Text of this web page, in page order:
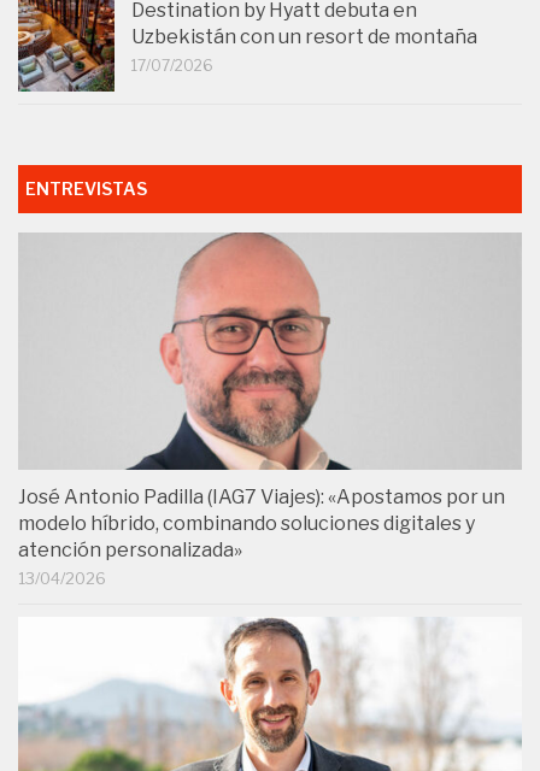
Destination by Hyatt debuta en
Uzbekistán con un resort de montaña
17/07/2026
ENTREVISTAS
José Antonio Padilla (IAG7 Viajes): «Apostamos por un
modelo híbrido, combinando soluciones digitales y
atención personalizada»
13/04/2026